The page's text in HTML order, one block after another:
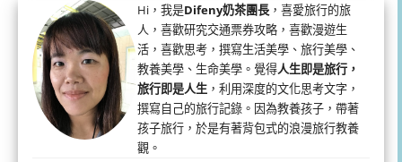
Hi，我是Difeny奶茶團長 ，喜愛旅行的旅
人，喜歡研究交通票券攻略，喜歡漫遊生
活，喜歡思考，撰寫生活美學、旅行美學、
教養美學、生命美學。覺得人生即是旅行，
旅行即是人生 ，利用深度的文化思考文字，
撰寫自己的旅行記錄。因為教養孩子，帶著
孩子旅行，於是有著背包式的浪漫旅行教養
觀。